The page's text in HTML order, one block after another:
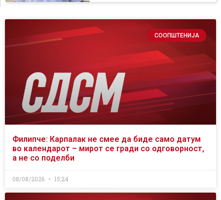
СООПШТЕНИЈА
Филипче: Карпалак не смее да биде само датум
во календарот – мирот се гради со одговорност,
а не со поделби
08/08/2026 15:24